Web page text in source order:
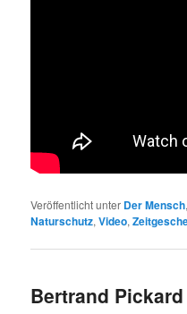
Veröffentlicht unter Der Mensch,
Naturschutz,Video,
Bertrand